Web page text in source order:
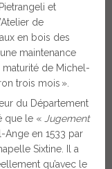
et
de
en bois des
maintenance
de Michel-
trois mois ».
du Département
que le « Jugement
en 1533 par
Sixtine. Il a
qu’avec le